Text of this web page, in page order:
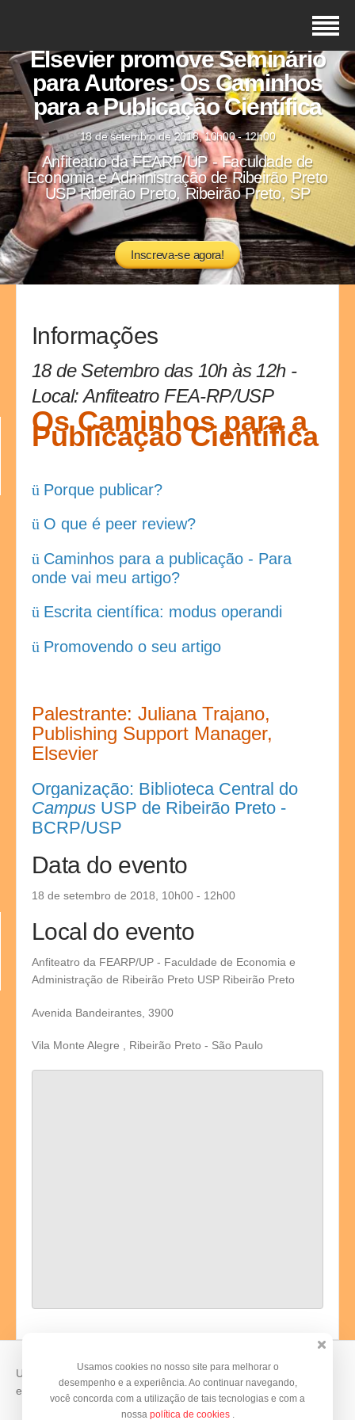
Elsevier promove Seminário
para Autores: Os Caminhos
para a Publicação Científica
18 de setembro de 2018, 10h00 - 12h00
Anfiteatro da FEARP/UP - Faculdade de
Economia e Administração de Ribeirão Preto
USP Ribeirão Preto, Ribeirão Preto, SP
Inscreva-se agora!
Informações
18 de Setembro das 10h às 12h -
Local: Anfiteatro FEA-RP/USP
Os Caminhos para a
Publicação Científica
ü Porque publicar?
ü O que é peer review?
ü Caminhos para a publicação - Para
onde vai meu artigo?
ü Escrita científica: modus operandi
ü Promovendo o seu artigo
Palestrante: Juliana Trajano,
Publishing Support Manager,
Elsevier
Organização: Biblioteca Central do
Campus USP de Ribeirão Preto -
BCRP/USP
Data do evento
18 de setembro de 2018, 10h00 - 12h00
Local do evento
Anfiteatro da FEARP/UP - Faculdade de Economia e
Administração de Ribeirão Preto USP Ribeirão Preto
Avenida Bandeirantes, 3900
Vila Monte Alegre , Ribeirão Preto - São Paulo
Use o
para vender suas inscrições e organizar seus
eventos.
Usamos cookies no nosso site para melhorar o
desempenho e a experiência. Ao continuar navegando,
você concorda com a utilização de tais tecnologias e com a
nossa política de cookies .